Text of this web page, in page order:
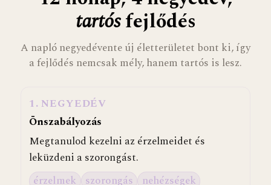
tartósfejlődés
A napló negyedévente új életterületet bont ki, így
a fejlődés nemcsak mély, hanem tartós is lesz.
1. NEGYEDÉV
Önszabályozás
Megtanulod kezelni az érzelmeidet és
leküzdeni a szorongást.
érzelmek
szorongás nehézségek